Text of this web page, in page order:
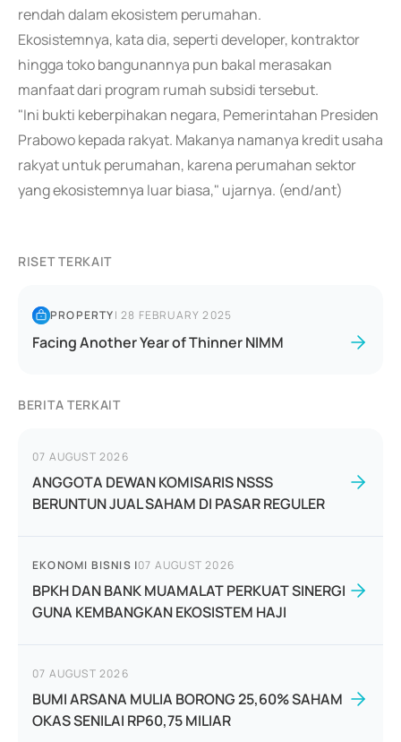
rendah dalam ekosistem perumahan.
Ekosistemnya, kata dia, seperti developer, kontraktor
hingga toko bangunannya pun bakal merasakan
manfaat dari program rumah subsidi tersebut.
"Ini bukti keberpihakan negara, Pemerintahan Presiden
Prabowo kepada rakyat. Makanya namanya kredit usaha
rakyat untuk perumahan, karena perumahan sektor
yang ekosistemnya luar biasa," ujarnya. (end/ant)
RISET TERKAIT
PROPERTY|28 FEBRUARY 2025
Facing Another Year of Thinner NIMM
BERITA TERKAIT
07 AUGUST 2026
ANGGOTA DEWAN KOMISARIS NSSS
BERUNTUN JUAL SAHAM DI PASAR REGULER
EKONOMI BISNIS |07 AUGUST 2026
BPKH DAN BANK MUAMALAT PERKUAT SINERGI
GUNA KEMBANGKAN EKOSISTEM HAJI
07 AUGUST 2026
BUMI ARSANA MULIA BORONG 25,60% SAHAM
OKAS SENILAI RP60,75 MILIAR